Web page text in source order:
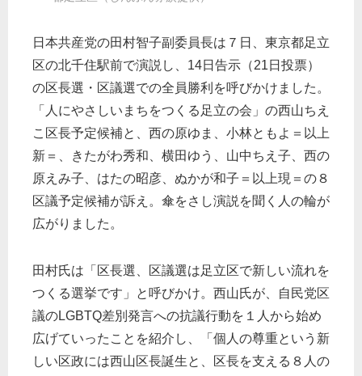
日本共産党の田村智子副委員長は７日、東京都足立
区の北千住駅前で演説し、14日告示（21日投票）
の区長選・区議選での全員勝利を呼びかけました。
「人にやさしいまちをつくる足立の会」の西山ちえ
こ区長予定候補と、西の原ゆま、小林ともよ＝以上
新＝、きたがわ秀和、横田ゆう、山中ちえ子、西の
原えみ子、はたの昭彦、ぬかが和子＝以上現＝の８
区議予定候補が訴え。傘をさし演説を聞く人の輪が
広がりました。
田村氏は「区長選、区議選は足立区で新しい流れを
つくる選挙です」と呼びかけ。西山氏が、自民党区
議のLGBTQ差別発言への抗議行動を１人から始め
広げていったことを紹介し、「個人の尊重という新
しい区政には西山区長誕生と、区長を支える８人の